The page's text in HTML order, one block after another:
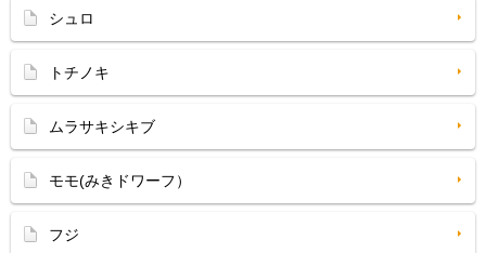
シュロ
トチノキ
ムラサキシキブ
モモ(みきドワーフ）
フジ